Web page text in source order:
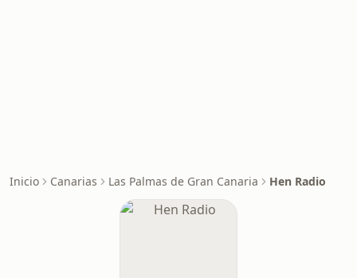
Inicio Canarias Las Palmas de Gran Canaria Hen Radio